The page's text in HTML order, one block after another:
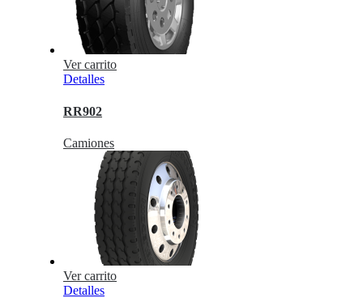
Ver carrito
Detalles
RR902
Camiones
Ver carrito
Detalles